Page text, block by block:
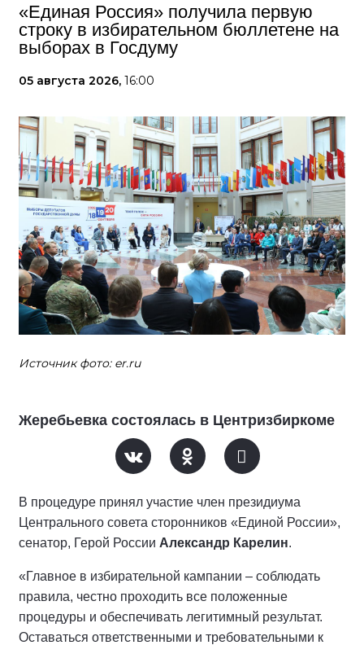
«Единая Россия» получила первую
строку в избирательном бюллетене на
выборах в Госдуму
05 августа 2026, 16:00
Источник фото: er.ru
Жеребьевка состоялась в Центризбиркоме
В процедуре принял участие член президиума
Центрального совета сторонников «Единой России»,
сенатор, Герой России Александр Карелин.
«Главное в избирательной кампании – соблюдать
правила, честно проходить все положенные
процедуры и обеспечивать легитимный результат.
Оставаться ответственными и требовательными к